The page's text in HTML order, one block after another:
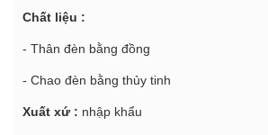
Chất liệu :
- Thân đèn bằng đồng
- Chao đèn bằng thủy tinh
Xuất xứ : nhập khẩu